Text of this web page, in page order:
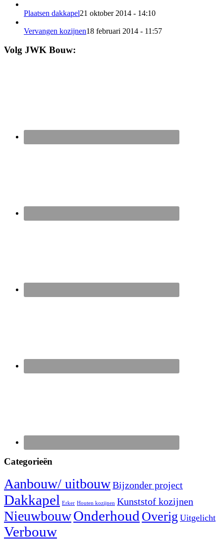
Plaatsen dakkapel21 oktober 2014 - 14:10
Vervangen kozijnen18 februari 2014 - 11:57
Volg JWK Bouw:
Categorieën
Aanbouw/ uitbouwBijzonder project
Dakkapel Erker Houten kozijnen Kunststof kozijnen
NieuwbouwOnderhoud Overig Uitgelicht
Verbouw